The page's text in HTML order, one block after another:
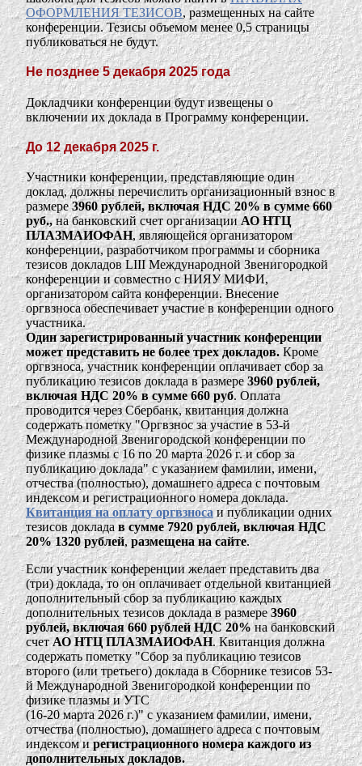
ОФОРМЛЕНИЯ ТЕЗИСОВ, размещенных на сайте
конференции. Тезисы объемом менее 0,5 страницы
публиковаться не будут.
Не позднее 5 декабря 2025 года
Докладчики конференции будут извещены о
включении их доклада в Программу конференции.
До 12 декабря 2025 г.
Участники конференции, представляющие один
доклад, должны перечислить организационный взнос в
размере3960 рублей, включая НДС 20% в сумме 660
руб., на банковский счет организацииАО НТЦ
ПЛАЗМАИОФАН, являющейся организатором
конференции, разработчиком программы и сборника
тезисов докладов LIII Международной Звенигородкой
конференции и совместно с НИЯУ МИФИ,
организатором сайта конференции. Внесение
оргвзноса обеспечивает участие в конференции одного
участника.
Один зарегистрированный участник конференции
может представить не более трех докладов. Кроме
оргвзноса, участник конференции оплачивает сбор за
публикацию тезисов доклада в размере3960 рублей,
включая НДС 20% в сумме 660 руб. Оплата
проводится через Сбербанк, квитанция должна
содержать пометку "Оргвзнос за участие в 53-й
Международной Звенигородской конференции по
физике плазмы с 16 по 20 марта 2026 г. и сбор за
публикацию доклада" с указанием фамилии, имени,
отчества (полностью), домашнего адреса с почтовым
индексом и регистрационного номера доклада.
Квитанция на оплату оргвзносаи публикации одних
тезисов доклада в сумме 7920 рублей, включая НДС
20% 1320 рублей,размещена на сайте.
Если участник конференции желает представить два
(три) доклада, то он оплачивает отдельной квитанцией
дополнительный сбор за публикацию каждых
дополнительных тезисов доклада в размере3960
рублей, включая 660 рублей НДС 20%на банковский
счетАО НТЦ ПЛАЗМАИОФАН. Квитанция должна
содержать пометку "Сбор за публикацию тезисов
второго (или третьего) доклада в Сборнике тезисов 53-
й Международной Звенигородкой конференции по
физике плазмы и УТС
(16-20 марта 2026 г.)" с указанием фамилии, имени,
отчества (полностью), домашнего адреса с почтовым
индексом ирегистрационного номера каждого из
дополнительных докладов.